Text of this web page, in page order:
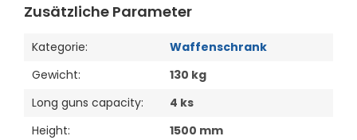
Zusätzliche Parameter
Kategorie:
Waffenschrank
Gewicht:
130 kg
Long guns capacity:
4 ks
Height:
1500 mm